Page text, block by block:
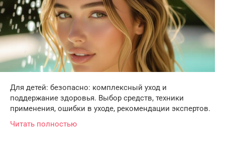
Для детей: безопасно: комплексный уход и
поддержание здоровья. Выбор средств, техники
применения, ошибки в уходе, рекомендации экспертов.
Читать полностью